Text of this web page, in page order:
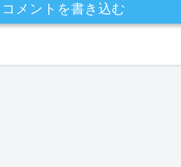
コメントを書き込む